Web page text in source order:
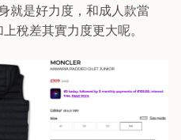
就是好力度，和成人款當
稅差其實力度更大呢。